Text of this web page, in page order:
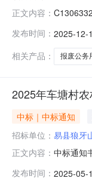
正文内容：
https://
发布时间： 2025-12-
相关产品：
报废公务
2025年车塘村
中标｜中标通知
招标单位： 易县狼牙
正文内容： 中标通知
镇人民政
发布时间： 2025-05-